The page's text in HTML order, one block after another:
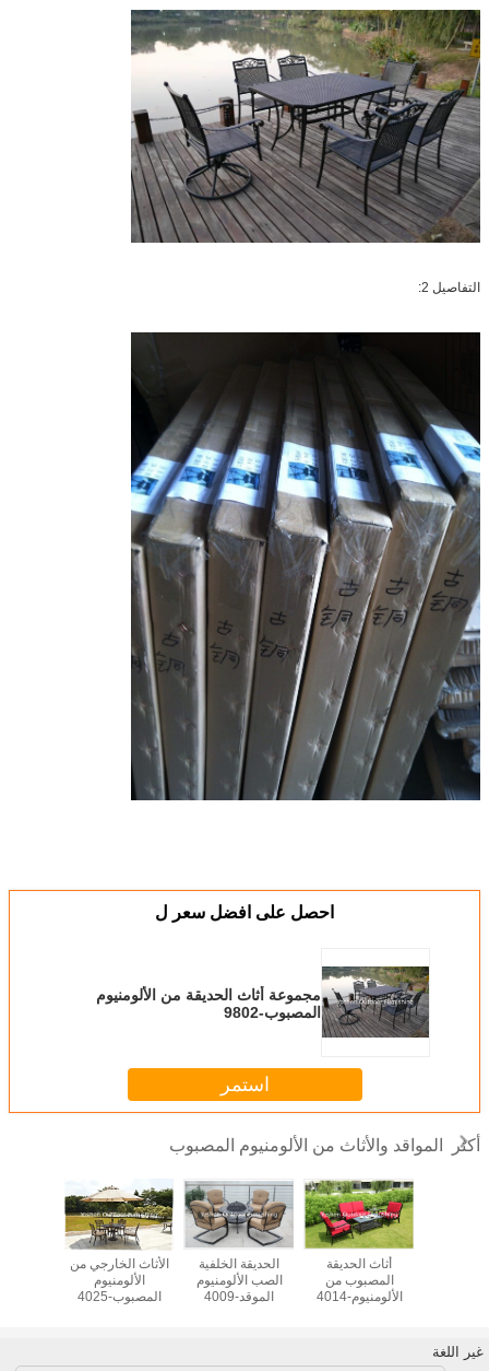
التفاصيل 2:
احصل على افضل سعر ل
مجموعة أثاث الحديقة من الألومنيوم
المصبوب-9802
استمر
أكثر المواقد والأثاث من الألومنيوم المصبوب
الأثاث الخارجي من
الألومنيوم
المصبوب-4025
الحديقة الخلفية
الصب الألومنيوم
الموقد-4009
أثاث الحديقة
المصبوب من
الألومنيوم-4014
غير اللغة